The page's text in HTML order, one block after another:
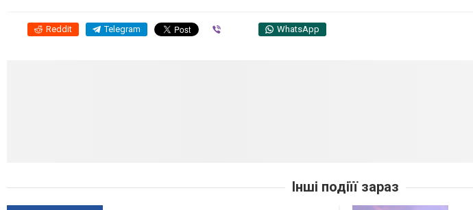
Reddit Telegram WhatsApp
Інші подіїї зараз